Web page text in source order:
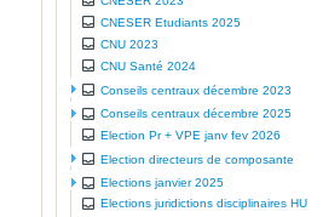
CNESER Etudiants 2025
CNU 2023
CNU Santé 2024
Conseils centraux décembre 2023
Conseils centraux décembre 2025
Election Pr + VPE janv fev 2026
Election directeurs de composante
Elections janvier 2025
Elections juridictions disciplinaires HU